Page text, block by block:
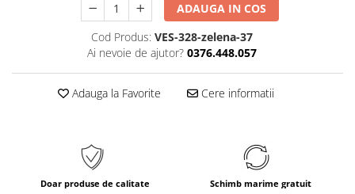
ADAUGA IN COS
Cod Produs: VES-328-zelena-37
Ai nevoie de ajutor? 0376.448.057
Adauga la Favorite Cere informatii
Doar produse de calitate Schimb marime gratuit